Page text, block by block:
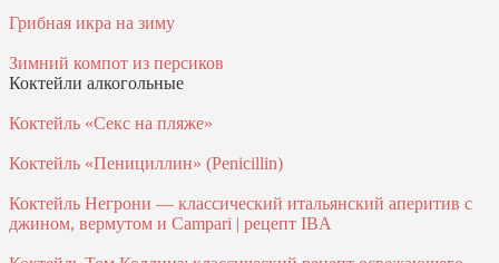
Грибная икра на зиму
Зимний компот из персиков
Коктейли алкогольные
Коктейль «Секс на пляже»
Коктейль «Пенициллин» (Penicillin)
Коктейль Негрони — классический итальянский аперитив с
джином, вермутом и Campari | рецепт IBA